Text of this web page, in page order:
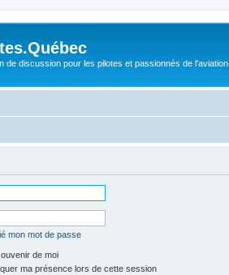
de discussion pour les pilotes et passionnés de l'aviation
mon mot de passe
de moi
ma présence lors de cette session